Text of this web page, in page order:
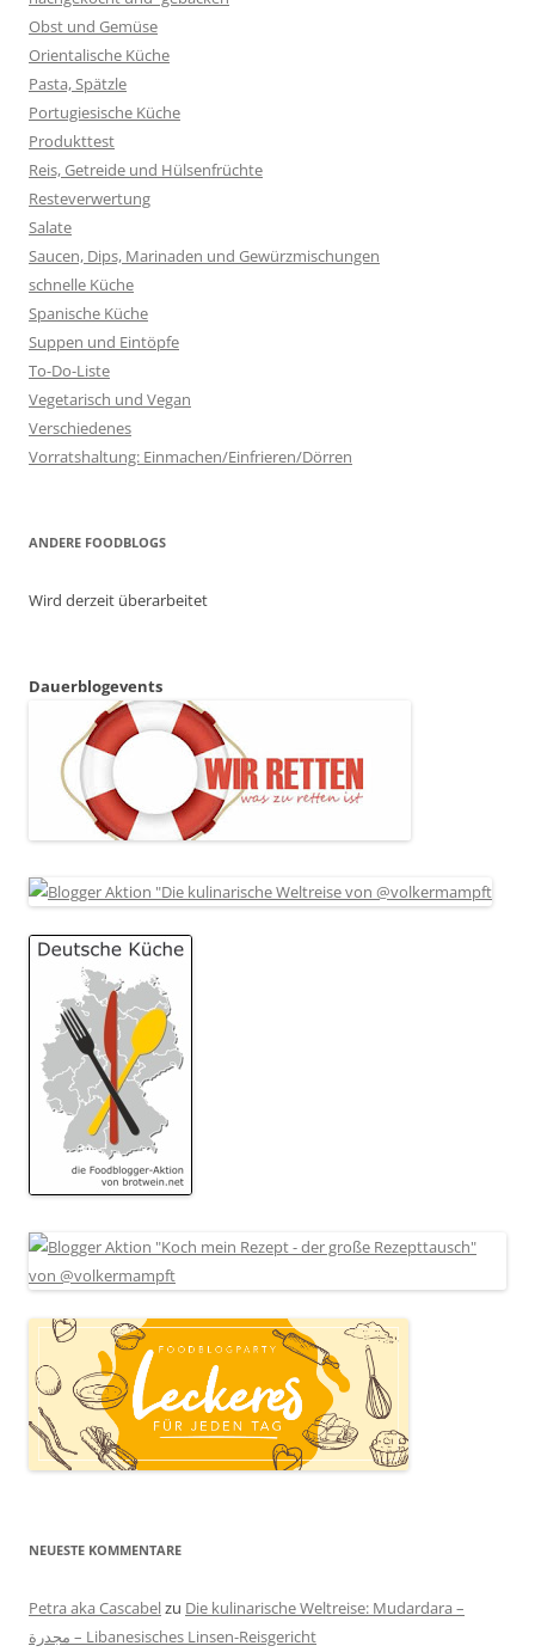
Obst und Gemüse
Orientalische Küche
Pasta, Spätzle
Portugiesische Küche
Produkttest
Reis, Getreide und Hülsenfrüchte
Resteverwertung
Salate
Saucen, Dips, Marinaden und Gewürzmischungen
schnelle Küche
Spanische Küche
Suppen und Eintöpfe
To-Do-Liste
Vegetarisch und Vegan
Verschiedenes
Vorratshaltung: Einmachen/Einfrieren/Dörren
ANDERE FOODBLOGS
Wird derzeit überarbeitet
Dauerblogevents
NEUESTE KOMMENTARE
Petra aka Cascabelzu Die kulinarische Weltreise: Mudardara –
مجدرة – Libanesisches Linsen-Reisgericht